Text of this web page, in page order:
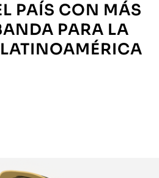
PAÍS CON MÁS
PARA LA